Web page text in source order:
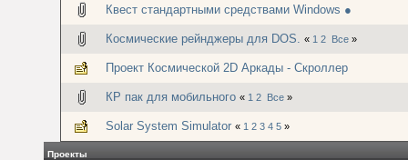
Квест стандартными средствами Windows ●
Космические рейнджеры для DOS. « 1 2 Все »
Проект Космической 2D Аркады - Скроллер
КР пак для мобильного « 1 2 Все »
Solar System Simulator « 1 2 3 4 5 »
Проекты